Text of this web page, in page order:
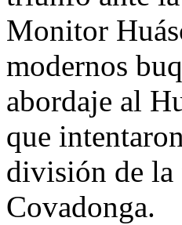
Monitor
modernos
abordaje al
que
división de la
Covadonga.